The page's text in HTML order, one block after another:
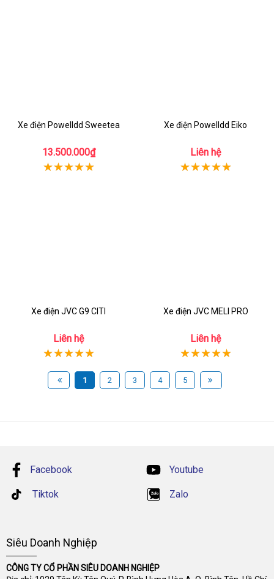
Xe điện Powelldd Sweetea
13.500.000₫
Xe điện Powelldd Eiko
Liên hệ
Xe điện JVC G9 CITI
Liên hệ
Xe điện JVC MELI PRO
Liên hệ
1 2 3 4 5
Facebook Youtube
Tiktok Zalo
Siêu Doanh Nghiệp
CÔNG TY CỔ PHẦN SIÊU DOANH NGHIỆP